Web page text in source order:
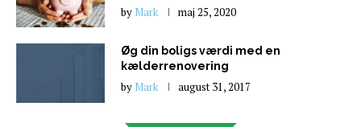
by Mark maj 25, 2020
Øg din boligs værdi med en
kælderrenovering
by Mark august 31, 2017